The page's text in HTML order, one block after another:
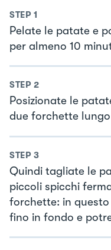
STEP 1
Pelate le patate e
per almeno 10
STEP 2
Posizionate le
due forchette
STEP 3
Quindi tagliate le
piccoli spicchi
forchette: in
fino in fondo e